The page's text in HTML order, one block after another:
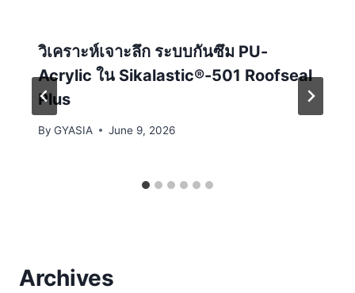
วิเคราะห์เจาะลึก ระบบกันซึม PU-
Acrylic ใน Sikalastic®-501 Roofseal
Plus
By GYASIA June 9, 2026
Archives